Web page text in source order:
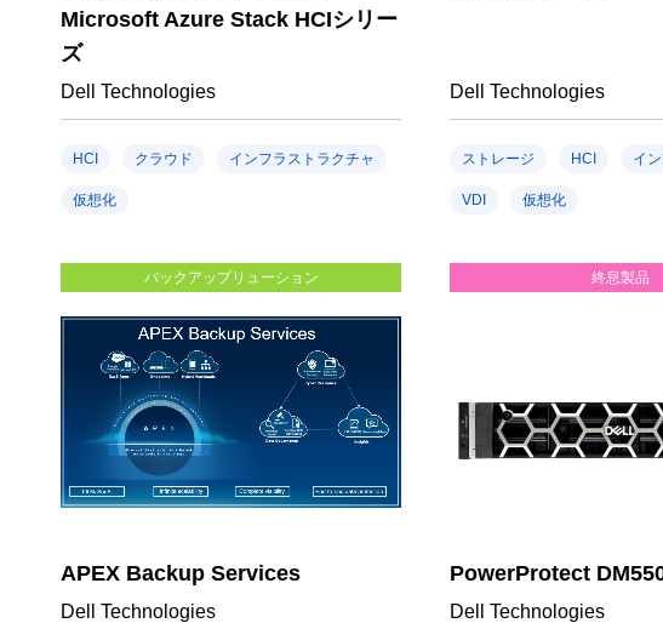
Microsoft Azure Stack HCIシリー
ズ
Dell Technologies
HCI クラウド インフラストラクチャ
仮想化
Dell Technologies
ストレージ HCI イ
VDI 仮想化
バックアップリューション
APEX Backup Services
Dell Technologies
終息製品
PowerProtect
Dell Technologies